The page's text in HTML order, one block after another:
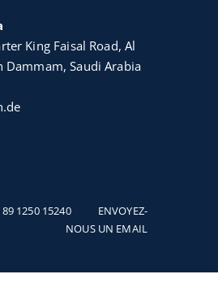
King Faisal Road, Al
Dammam, Saudi Arabia
89 1250 15240
ENVOYEZ-
NOUS UN EMAIL